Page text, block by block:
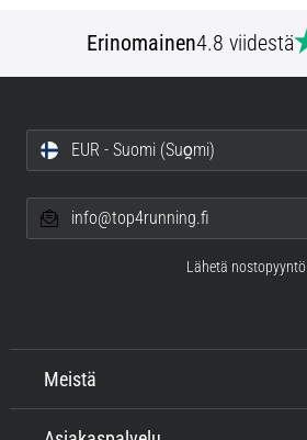
Erinomainen4.8 viidestä
Meistä
EUR - Suomi (Suo̯mi)
info@top4running.fi
Lähetä nostopyyntö